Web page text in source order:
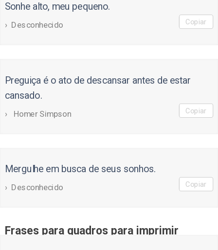
Sonhe alto, meu pequeno.
Desconhecido Copiar
Preguiça é o ato de descansar antes de estar
cansado.
Homer Simpson Copiar
Mergulhe em busca de seus sonhos.
Desconhecido Copiar
Frases para quadros para imprimir